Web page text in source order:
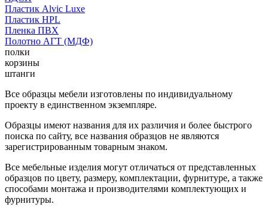
Пластик Alvic Luxe
Пластик HPL
Пленка ПВХ
Полотно АГТ (МДФ)
полки
корзины
штанги
Все образцы мебели изготовлены по индивидуальному
проекту в единственном экземпляре.
Образцы имеют названия для их различия и более быстрого
поиска по сайту, все названия образцов не являются
зарегистрированным товарным знаком.
Все мебельные изделия могут отличаться от представленных
образцов по цвету, размеру, комплектации, фурнитуре, а также
способами монтажа и производителями комплектующих и
фурнитуры.